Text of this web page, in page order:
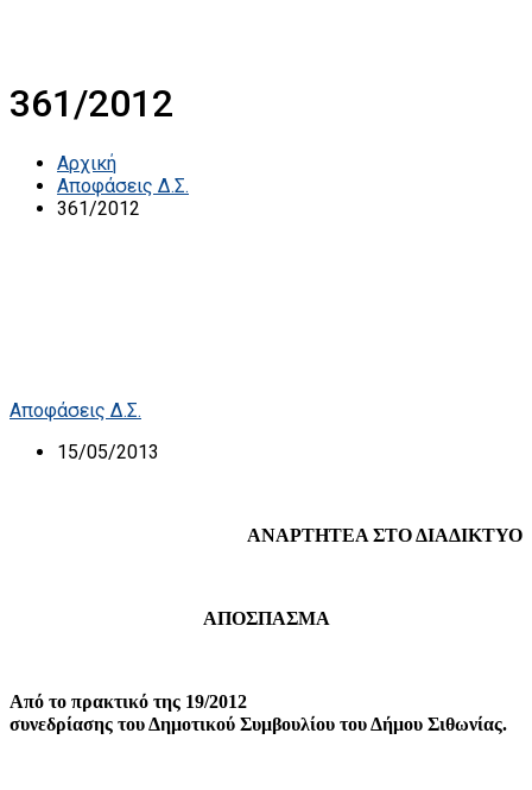
361/2012
Αρχική
Αποφάσεις Δ.Σ.
361/2012
Αποφάσεις Δ.Σ.
15/05/2013
ΑΝΑΡΤΗΤΕΑ ΣΤΟ ΔΙΑΔΙΚΤΥΟ
ΑΠΟΣΠΑΣΜΑ
Από το πρακτικό της 19/2012
συνεδρίασης του Δημοτικού Συμβουλίου του Δήμου Σιθωνίας.